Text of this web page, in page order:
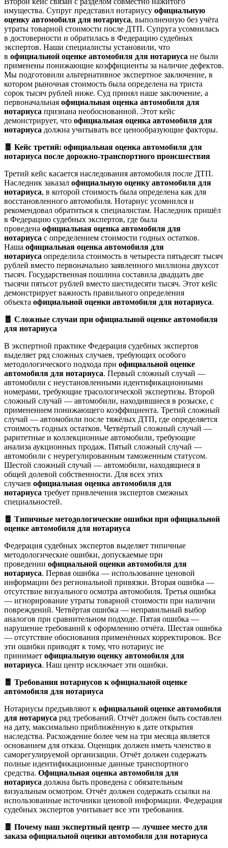
имущества. Супруг представил нотариусу официальную
оценку автомобиля для нотариуса, выполненную без учёта
утраты товарной стоимости после ДТП. Супруга усомнилась
в достоверности и обратилась в Федерацию судебных
экспертов. Наши специалисты установили, что
в официальной оценке автомобиля для нотариуса не были
применены понижающие коэффициенты за наличие дефектов.
Мы подготовили альтернативное экспертное заключение, в
котором рыночная стоимость была определена на триста
сорок тысяч рублей ниже. Суд принял наше заключение, а
первоначальная официальная оценка автомобиля для
нотариуса признана необоснованной. Этот кейс
демонстрирует, что официальная оценка автомобиля для
нотариуса должна учитывать все ценообразующие факторы.
🧧 Кейс третий: официальная оценка автомобиля для
нотариуса после дорожно-транспортного происшествия
Третий кейс касается наследования автомобиля после ДТП.
Наследник заказал официальную оценку автомобиля для
нотариуса, в которой стоимость была определена как для
восстановленного автомобиля. Нотариус усомнился и
рекомендовал обратиться к специалистам. Наследник пришёл
в Федерацию судебных экспертов, где была
проведена официальная оценка автомобиля для
нотариуса с определением стоимости годных остатков.
Наша официальная оценка автомобиля для
нотариуса определила стоимость в четыреста пятьдесят тысяч
рублей вместо первоначально заявленного миллиона двухсот
тысяч. Государственная пошлина составила двадцать две
тысячи пятьсот рублей вместо шестидесяти тысяч. Этот кейс
демонстрирует важность правильного определения
объекта официальной оценки автомобиля для нотариуса.
🧧 Сложные случаи при официальной оценке автомобиля
для нотариуса
В экспертной практике Федерация судебных экспертов
выделяет ряд сложных случаев, требующих особого
методологического подхода при официальной оценке
автомобиля для нотариуса. Первый сложный случай —
автомобили с неустановленными идентификационными
номерами, требующие трасологической экспертизы. Второй
сложный случай — автомобили, находившиеся в розыске, с
применением понижающего коэффициента. Третий сложный
случай — автомобили после тяжёлых ДТП, где определяется
стоимость годных остатков. Четвёртый сложный случай —
раритетные и коллекционные автомобили, требующие
анализа аукционных продаж. Пятый сложный случай —
автомобили с неурегулированным таможенным статусом.
Шестой сложный случай — автомобили, находящиеся в
общей долевой собственности. Для всех этих
случаев официальная оценка автомобиля для
нотариуса требует привлечения экспертов смежных
специальностей.
🧧 Типичные методологические ошибки при официальной
оценке автомобиля для нотариуса
Федерация судебных экспертов выделяет типичные
методологические ошибки, допускаемые при
проведении официальной оценки автомобиля для
нотариуса. Первая ошибка — использование ценовой
информации без региональной привязки. Вторая ошибка —
отсутствие визуального осмотра автомобиля. Третья ошибка
— игнорирование утраты товарной стоимости при наличии
повреждений. Четвёртая ошибка — неправильный выбор
аналогов при сравнительном подходе. Пятая ошибка —
нарушение требований к оформлению отчёта. Шестая ошибка
— отсутствие обоснования применённых корректировок. Все
эти ошибки приводят к тому, что нотариус не
принимает официальную оценку автомобиля для
нотариуса. Наш центр исключает эти ошибки.
🧧 Требования нотариусов к официальной оценке
автомобиля для нотариуса
Нотариусы предъявляют к официальной оценке автомобиля
для нотариуса ряд требований. Отчёт должен быть составлен
на дату, максимально приближённую к дате открытия
наследства. Расхождение более чем на три месяца является
основанием для отказа. Оценщик должен иметь членство в
саморегулируемой организации. Отчёт должен содержать
полные идентификационные данные транспортного
средства. Официальная оценка автомобиля для
нотариуса должна быть проведена с обязательным
визуальным осмотром. Отчёт должен содержать ссылки на
использованные источники ценовой информации. Федерация
судебных экспертов учитывает все эти требования.
🧧 Почему наш экспертный центр — лучшее место для
заказа официальной оценки автомобиля для нотариуса